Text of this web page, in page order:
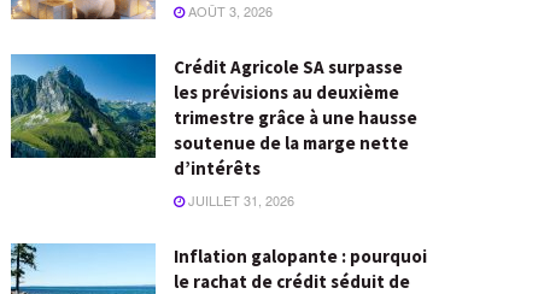
AOÛT 3, 2026
Crédit Agricole SA surpasse
les prévisions au deuxième
trimestre grâce à une hausse
soutenue de la marge nette
d’intérêts
JUILLET 31, 2026
Inflation galopante : pourquoi
le rachat de crédit séduit de